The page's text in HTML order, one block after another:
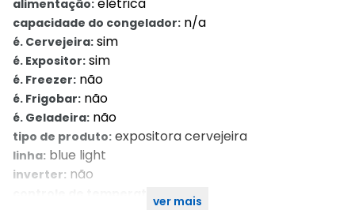
alimentação:
capacidade do congelador: n/a
é. Cervejeira: sim
é. Expositor: sim
é. Freezer: não
é. Frigobar: não
é. Geladeira: não
tipo de produto: expositora cervejeira
linha: blue light
inverter: não
sim
ver mais